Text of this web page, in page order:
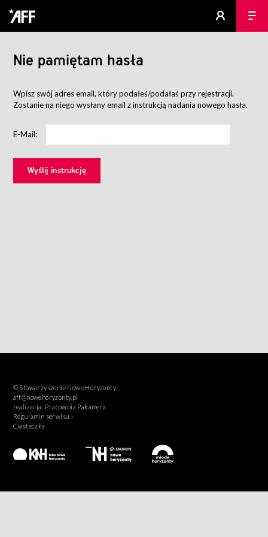
Nie pamiętam hasła
Wpisz swój adres email, który podałeś/podałaś przy rejestracji.
Zostanie na niego wysłany email z instrukcją nadania nowego hasła.
E-Mail:
© Stowarzyszenie Nowe Horyzonty
aff@nowehoryzonty.pl
realizacja: Pracownia Pakamera
Regulamin serwisu ›
Ciasteczka